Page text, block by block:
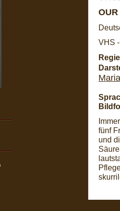
VHS
fünf
und